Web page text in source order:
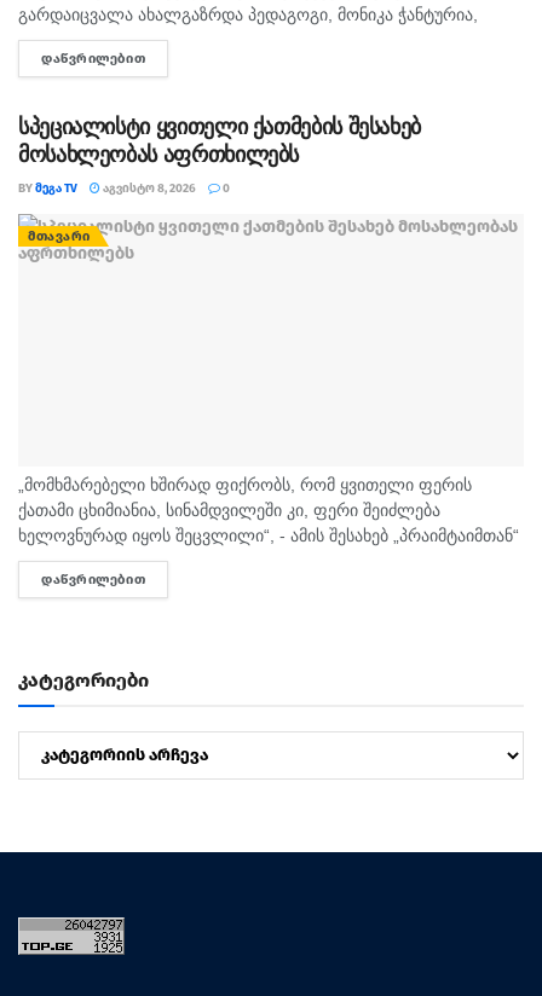
გარდაიცვალა ახალგაზრდა პედაგოგი, მონიკა ჭანტურია,
რომელიც თავისი მოსწავლეების მიმართ განსაკუთრებული
სიყვარულით გამოირჩეოდა. „არასდროს მგონებია, რომ აქ,
ᲓᲐᲬᲕᲠᲘᲚᲔᲑᲘᲗ
სპეციალისტი ყვითელი ქათმების შესახებ
მოსახლეობას აფრთხილებს
BYᲛᲔᲒᲐ TV ᲐᲒᲕᲘᲡᲢᲝ 8, 2026 0
ᲛᲗᲐᲕᲐᲠᲘ
„მომხმარებელი ხშირად ფიქრობს, რომ ყვითელი ფერის
ქათამი ცხიმიანია, სინამდვილეში კი, ფერი შეიძლება
ხელოვნურად იყოს შეცვლილი“, - ამის შესახებ „პრაიმტაიმთან“
სურსათის უვნებლობის სპეციალისტი, ირაკლი არაბული
საუბრობს. „ბაზარი ითხოვს, რომ ქათამი იყოს...
ᲓᲐᲬᲕᲠᲘᲚᲔᲑᲘᲗ
კატეგორიები
კატეგორიები